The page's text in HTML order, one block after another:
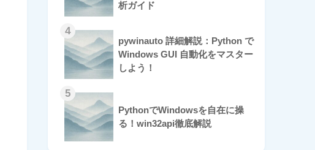
析ガイド
4
pywinauto 詳細解説：Python で
Windows GUI 自動化をマスター
しよう！
5
PythonでWindowsを自在に操
る！win32api徹底解説